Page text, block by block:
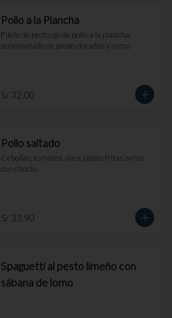
Pollo a la Plancha
Filete de pechuga de pollo a la plancha,
acompañado de papas doradas y arroz.
S/ 32.00
Pollo saltado
Cebollas, tomates, ajíes, papas fritas, arroz
con choclo.
S/ 33.90
Spaguetti al pesto limeño con
sábana de lomo